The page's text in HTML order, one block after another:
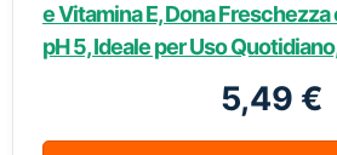
e Vitamina E, Dona Freschezza
pH 5, Ideale per Uso
5,49 €